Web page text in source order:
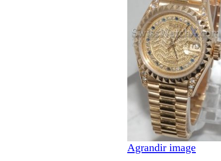
Agrandir image